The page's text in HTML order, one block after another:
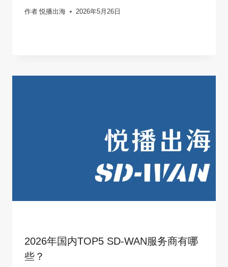
作者 悦播出海 2026年5月26日
2026年国内TOP5 SD-WAN服务商有哪
些？